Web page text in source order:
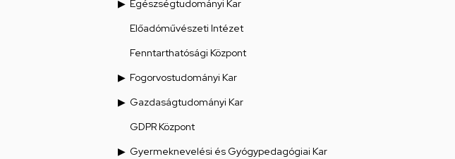
Egészségtudományi Kar
Előadóművészeti Intézet
Fenntarthatósági Központ
Fogorvostudományi Kar
Gazdaságtudományi Kar
GDPR Központ
Gyermeknevelési és Gyógypedagógiai Kar